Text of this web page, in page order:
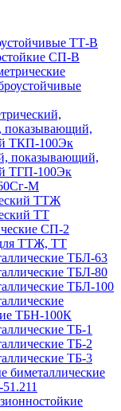
ТТ-В
СП-В
показывающий,
ТКП-100Эк
показывающий,
ТГП-100Эк
М
ТТЖ
ТТ
СП-2
ТТЖ, ТТ
ТБЛ-63
ТБЛ-80
ТБЛ-100
ТБН-100К
ТБ-1
ТБ-2
ТБ-3
биметаллические